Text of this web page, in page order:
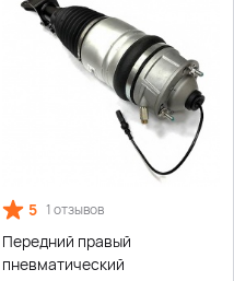
5 1 отзывов
Передний правый
пневматический